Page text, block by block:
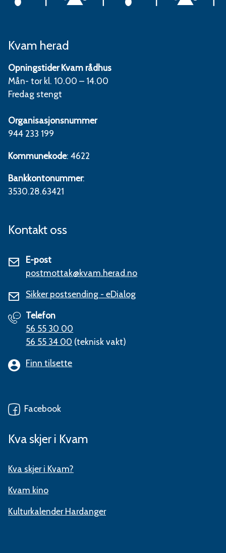
Kvam herad
Opningstider Kvam rådhus
Mån- tor kl. 10.00 – 14.00
Fredag stengt
Organisasjonsnummer
944 233 199
Kommunekode: 4622
Bankkontonummer:
3530.28.63421
Kontakt oss
E-post
postmottak@kvam.herad.no
Sikker postsending - eDialog
Telefon
56 55 30 00
56 55 34 00 (teknisk vakt)
Finn tilsette
Facebook
Kva skjer i Kvam
Kva skjer i Kvam?
Kvam kino
Kulturkalender Hardanger